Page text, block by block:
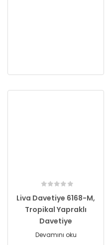
Liva Davetiye 6168-M,
Tropikal Yapraklı
Davetiye
Devamını oku